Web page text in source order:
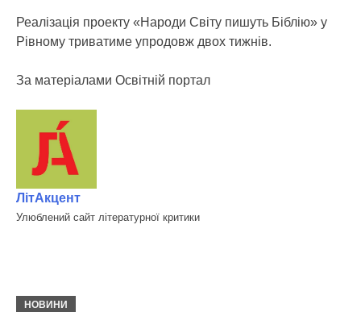
Реалізація проекту «Народи Світу пишуть Біблію» у
Рівному триватиме упродовж двох тижнів.
За матеріалами Освітній портал
ЛітАкцент
Улюблений сайт літературної критики
НОВИНИ